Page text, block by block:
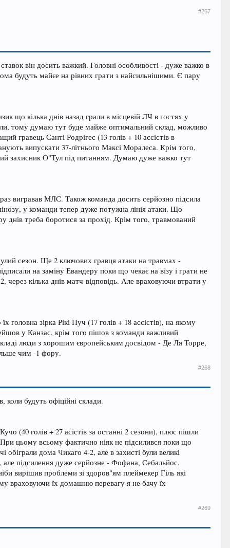
#267
він досить важкий. Головні особливості - дуже важко в
будуть майєе на рівних грати з найсильнішими. Є пару
що кілька днів назад грали в місцевій ЛЧ в гостях у
тому думаю тут буде майже оптимальний склад, можливо
гравець Санті Родрігес (13 голів + 10 ассістів в
випускати 37-літнього Максі Моралеса. Крім того,
захисник О"Тул під питанням. Думаю дуже важко тут
вигравав МЛС. Також команда досить серйозно підсила
у команди тепер дуже потужна лінія атаки. Що
днів треба боротися за прохід. Крім того, травмований
сезон. Ще 2 ключових гравця атаки на травмах -
на заміну Евандеру поки що чекає на візу і грати не
кілька днів матч-відповідь. Але враховуючи втрати у
зірка Рікі Пуч (17 голів + 18 ассістів), на якому
у Канзас, крім того пішов з команди важливий
люди з хорошим європейським досвідом - Де Ля Торре,
чим -1 фору.
#268
будуть офіційні склади.
(40 голів + 27 асістів за останні 2 сезони), плюс пішли
цьому всьому фактично ніяк не підсилився поки що
дома Чикаго 4-2, але в захисті були великі
але підсилення дуже серйозне - Фофана, Себальйос,
вирішив проблеми зі здоров"ям плеймекер Гіль які
враховуючи їх домашню перевагу я не бачу їх
#269